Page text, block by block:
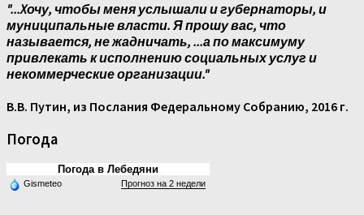
"...Xочу, чтобы меня услышали и губернаторы, и
муниципальные власти. Я прошу вас, что
называется, не жадничать, ...а по максимуму
привлекать к исполнению социальных услуг и
некоммерческие организации."
В.В. Путин, из Послания Федеральному Собранию, 2016 г.
Погода
Погода в Лебедяни
Gismeteo Прогноз на 2 недели